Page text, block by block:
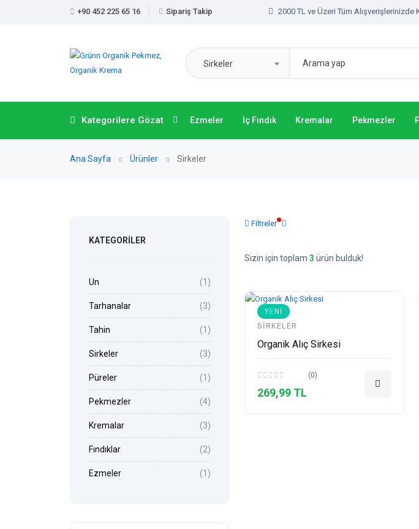
+90 452 225 65 16 Sipariş Takip 2000 TL ve Üzeri Tüm Alışverişlerinizde
Sirkeler
Kategorilere Gözat Ezmeler İç Fındık Kremalar Pekmezler
Ana Sayfa Ürünler Sirkeler
KATEGORILER
Un (1)
Tarhanalar (3)
Tahin (1)
Sirkeler (3)
Püreler (1)
Pekmezler (4)
Kremalar (3)
Fındıklar (2)
Ezmeler (1)
Filtreler
Sizin için toplam 3 ürün bulduk!
YENI
SIRKELER
Organik Alıç Sirkesi
(0)
269,99 TL